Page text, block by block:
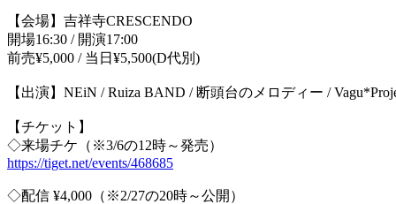
【会場】吉祥寺CRESCENDO
開場16:30 / 開演17:00
前売¥5,000 / 当日¥5,500(D代別)
【出演】NEiN / Ruiza BAND / 断頭台のメロディー /
【チケット】
◇来場チケ（※3/6の12時～発売）
https://tiget.net/events/468685
◇配信 ¥4,000（※2/27の20時～公開）